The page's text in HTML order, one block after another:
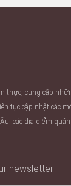
thực, cung cấp
tục cập nhật các
các địa điểm